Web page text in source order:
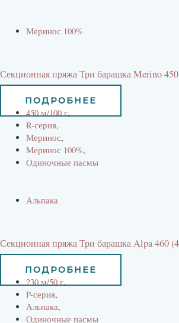
Меринос 100%
Секционная пряжа Три барашка Merino
890руб 801руб
ПОДРОБНЕЕ
450 м/100 г,
R-серия,
Меринос,
Меринос 100%,
Одиночные пасмы
Альпака
Секционная пряжа Три барашка Alpa 460
734руб 661руб
ПОДРОБНЕЕ
230 м/50 г,
P-серия,
Альпака,
Одиночные пасмы